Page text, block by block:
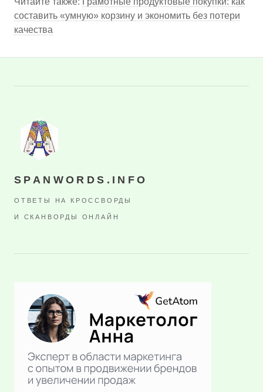
составить «умную» корзину и экономить без потери
качества
SPANWORDS.INFO
ОТВЕТЫ НА КРОССВОРДЫ
И СКАНВОРДЫ ОНЛАЙН